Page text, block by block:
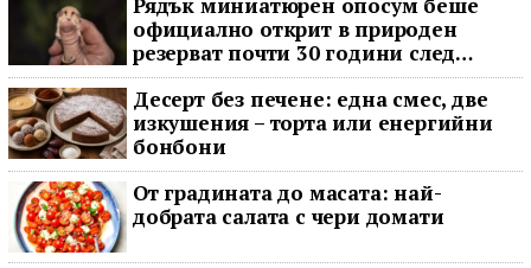
официално открит в природен
резерват почти 30 години след
последното му наблюдение
Десерт без печене: една смес, две
изкушения – торта или енергийни
бонбони
От градината до масата: най-
добрата салата с чери домати